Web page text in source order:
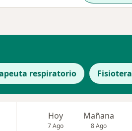
respiratorio
Hoy
7 Ago
Mañana
8 Ago